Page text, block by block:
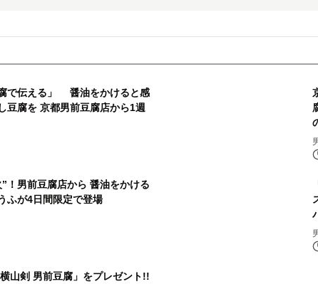
で伝える」 醤油をかけると感
豆腐を 京都男前豆腐店から1週
！男前豆腐店から 醤油をかける
ふが4日間限定で登場
山剣 男前豆腐」をプレゼント!!